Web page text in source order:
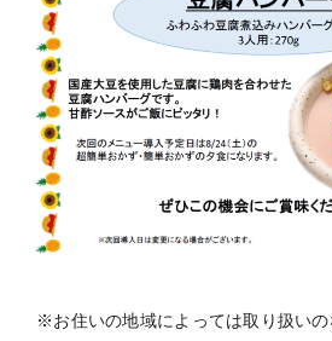
※お住いの地域によっては取り扱い